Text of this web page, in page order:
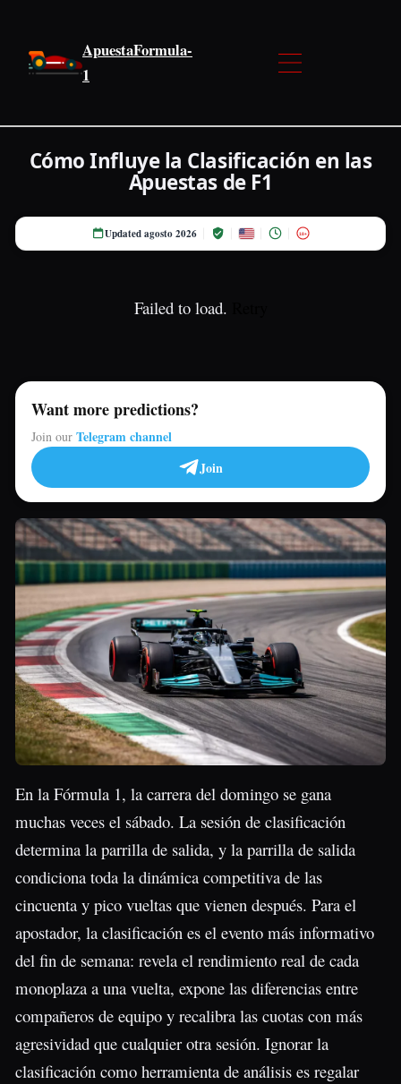
ApuestaFormula-
1
Cómo Influye la Clasificación en las
Apuestas de F1
Updated agosto 2026 18+
Failed to load.
Want more predictions?
Join ourTelegram channel
Join
En la Fórmula 1, la carrera del domingo se gana
muchas veces el sábado. La sesión de clasificación
determina la parrilla de salida, y la parrilla de salida
condiciona toda la dinámica competitiva de las
cincuenta y pico vueltas que vienen después. Para el
apostador, la clasificación es el evento más informativo
del fin de semana: revela el rendimiento real de cada
monoplaza a una vuelta, expone las diferencias entre
compañeros de equipo y recalibra las cuotas con más
agresividad que cualquier otra sesión. Ignorar la
clasificación como herramienta de análisis es regalar